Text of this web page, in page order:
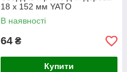
18 х 152 мм YATO
В наявності
64 ₴
Купити